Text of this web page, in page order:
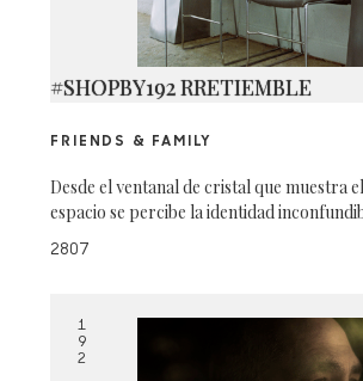
#SHOPBY192 RRETIEMBLE
FRIENDS & FAMILY
Desde el ventanal de cristal que muestra
espacio se percibe la identidad
2807
1
9
2